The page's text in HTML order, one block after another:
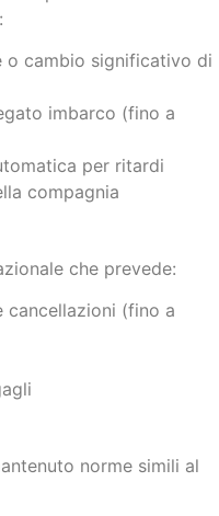
o cambio significativo di
imbarco (fino a
per ritardi
compagnia
che prevede:
cancellazioni (fino a
norme simili al